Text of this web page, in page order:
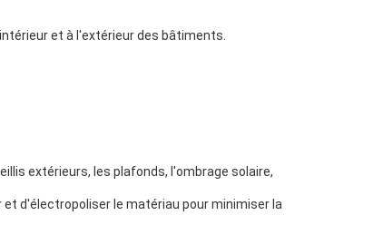
et à l'extérieur des bâtiments.
extérieurs, les plafonds, l'ombrage solaire,
d'électropoliser le matériau pour minimiser la